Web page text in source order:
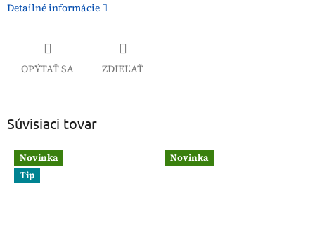
Detailné informácie
OPÝTAŤ SA ZDIEĽAŤ
Súvisiaci tovar
Novinka
Tip
Novinka